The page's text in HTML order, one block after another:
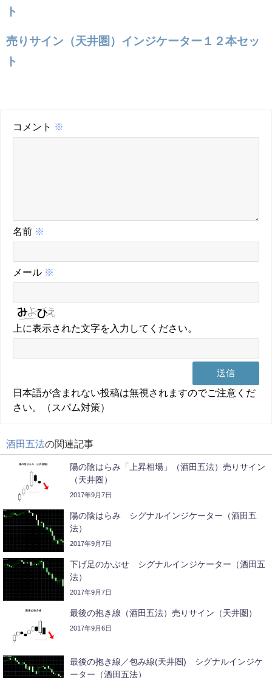
ト
売りサイン（天井圏）インジケーター１２本セッ
ト
コメント ※
名前 ※
メール ※
上に表示された文字を入力してください。
日本語が含まれない投稿は無視されますのでご注意くだ
さい。（スパム対策）
酒田五法の関連記事
陽の陰はらみ「上昇相場」（酒田五法）売りサイン
（天井圏）
2017年9月7日
陽の陰はらみ シグナルインジケーター（酒田五
法）
2017年9月7日
下げ足のかぶせ シグナルインジケーター（酒田五
法）
2017年9月7日
最後の抱き線（酒田五法）売りサイン（天井圏）
2017年9月6日
最後の抱き線／包み線(天井圏) シグナルインジケ
ーター（酒田五法）